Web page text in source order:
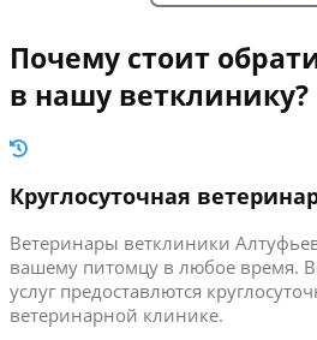
Почему стоит
в нашу ветклинику?
Круглосуточная
Ветеринары ветклиники
вашему питомцу в любое время.
услуг предоставлются
ветеринарной клинике.